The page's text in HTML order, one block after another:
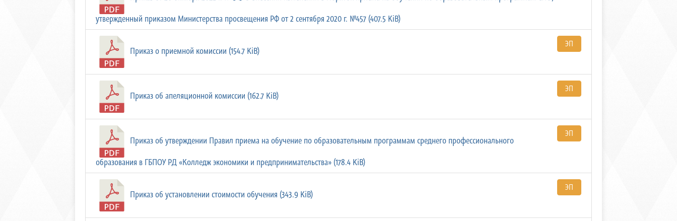
утвержденный приказом Министерства просвещения РФ от 2 сентября 2020 г. №457 (407.5 KiB)
Приказ о приемной комиссии (154.7 KiB)
ЭП
Приказ об апеляционной комиссии (162.7 KiB)
ЭП
Приказ об утверждении Правил приема на обучение по образовательным программам среднего профессионального
образования в ГБПОУ РД «Колледж экономики и предпринимательства» (178.4 KiB)
ЭП
Приказ об установлении стоимости обучения (343.9 KiB)
ЭП